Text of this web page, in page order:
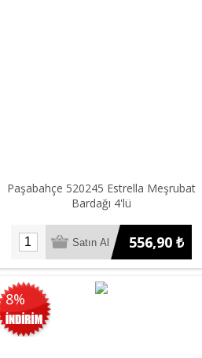
Paşabahçe 520245 Estrella Meşrubat
Bardağı 4'lü
556,90 ₺
8%